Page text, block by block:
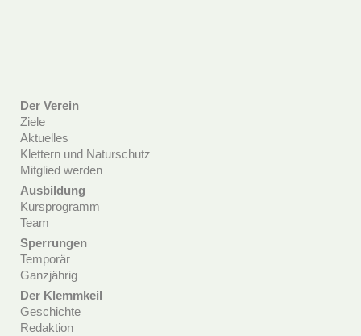
Der Verein
Ziele
Aktuelles
Klettern und Naturschutz
Mitglied werden
Ausbildung
Kursprogramm
Team
Sperrungen
Temporär
Ganzjährig
Der Klemmkeil
Geschichte
Redaktion